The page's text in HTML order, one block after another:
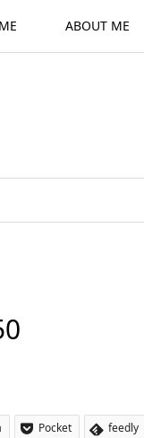
ABOUT ME
Pocket feedly